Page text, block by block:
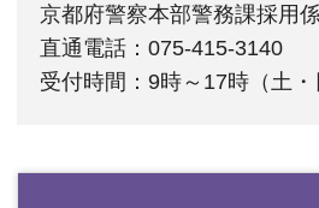
京都府警察本部警務課採用係
直通電話：075-415-3140
受付時間：9時～17時（土・